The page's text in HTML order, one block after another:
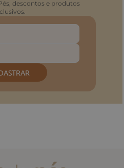
descontos e produtos